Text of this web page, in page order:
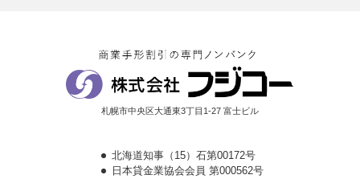
札幌市中央区大通東3丁目1-27 富士ビル
北海道知事（15）石第00172号
日本貸金業協会会員 第000562号